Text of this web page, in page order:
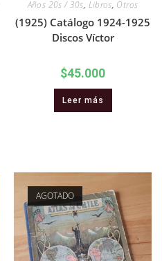
Años 20s / 30s, Libros, Otros
(1925) Catálogo 1924-1925
Discos Víctor
$45.000
Leer más
AGOTADO